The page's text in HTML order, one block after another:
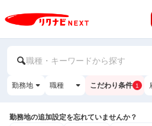
職種・キーワードから探す
勤務地 職種 こだわり条件 1
勤務地の追加設定を忘れていませんか？